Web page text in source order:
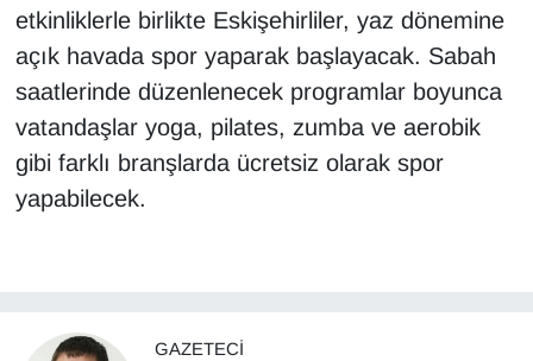
etkinliklerle birlikte Eskişehirliler, yaz dönemine
açık havada spor yaparak başlayacak. Sabah
saatlerinde düzenlenecek programlar boyunca
vatandaşlar yoga, pilates, zumba ve aerobik
gibi farklı branşlarda ücretsiz olarak spor
yapabilecek.
GAZETECI